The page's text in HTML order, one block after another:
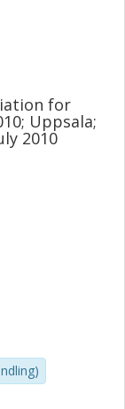
for
Uppsala;
2010